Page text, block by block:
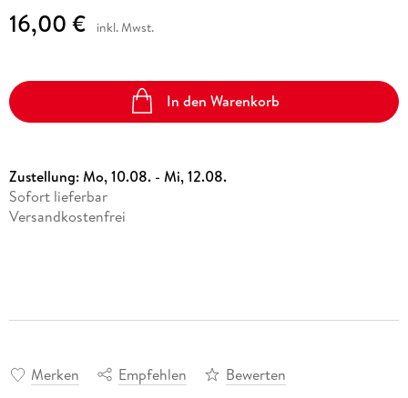
16,00 € inkl. Mwst.
In den Warenkorb
Zustellung:Mo, 10.08. - Mi, 12.08.
Sofort lieferbar
Versandkostenfrei
Merken Empfehlen Bewerten